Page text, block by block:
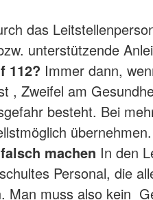
das
unterstützende
112? Immer dann,
, Zweifel am
besteht. Bei
übernehmen.
machen In den
Personal, die
Man muss also kein